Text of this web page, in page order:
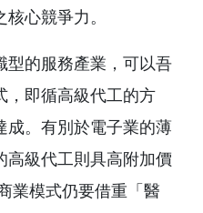
心競爭力。
型的服務產業，可以吾
，即循高級代工的方
成。有別於電子業的薄
高級代工則具高附加價
業模式仍要借重「醫